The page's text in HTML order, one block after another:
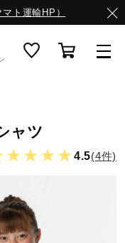
ト運輸HP）
ャツ
4.5(4件)